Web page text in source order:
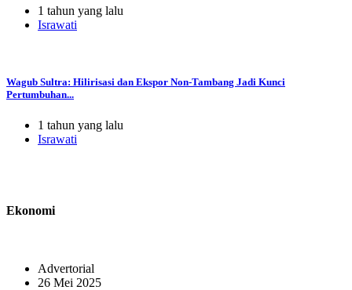
1 tahun yang lalu
Israwati
Wagub Sultra: Hilirisasi dan Ekspor Non-Tambang Jadi Kunci
Pertumbuhan...
1 tahun yang lalu
Israwati
Ekonomi
Advertorial
26 Mei 2025